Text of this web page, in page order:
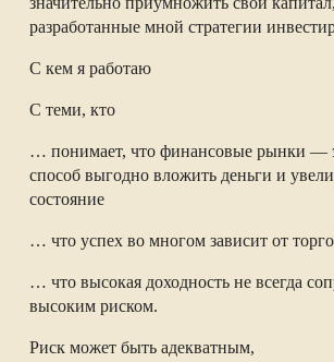
разработанные мной стратегии
С кем я работаю
С теми, кто
… понимает, что финансовые рынки —
способ выгодно вложить деньги и
состояние
… что успех во многом зависит от
… что высокая доходность не всегда
высоким риском.
Риск может быть адекватным,